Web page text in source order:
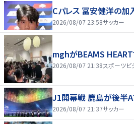
Cパレス 冨安健洋の加
2026/08/07 23:58サッカー
mghがBEAMS
2026/08/07 21:38スポーツビ
J1開幕戦 鹿島が後半
2026/08/07 21:37サッカー